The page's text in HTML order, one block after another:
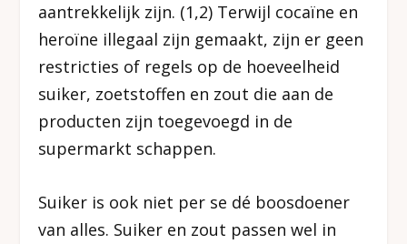
aantrekkelijk zijn. (1,2) Terwijl cocaïne en
heroïne illegaal zijn gemaakt, zijn er geen
restricties of regels op de hoeveelheid
suiker, zoetstoffen en zout die aan de
producten zijn toegevoegd in de
supermarkt schappen.
Suiker is ook niet per se dé boosdoener
van alles. Suiker en zout passen wel in